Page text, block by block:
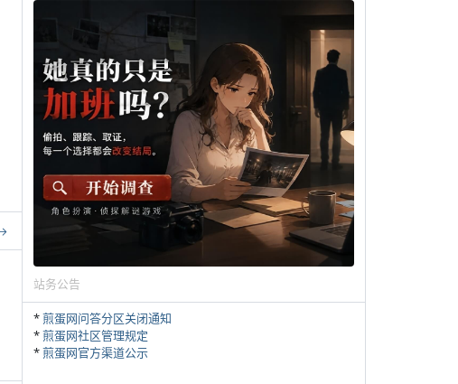
站务公告
*煎蛋网问答分区关闭通知
*煎蛋网社区管理规定
*煎蛋网官方渠道公示